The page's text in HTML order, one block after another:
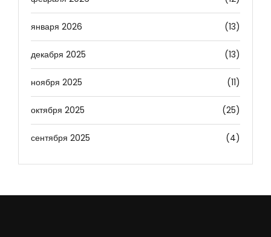
января 2026 (13)
декабря 2025 (13)
ноября 2025 (11)
октября 2025 (25)
сентября 2025 (4)